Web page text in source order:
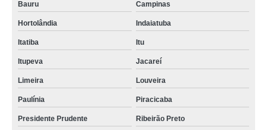
Bauru Campinas
Hortolândia Indaiatuba
Itatiba Itu
Itupeva Jacareí
Limeira Louveira
Paulínia Piracicaba
Presidente Prudente Ribeirão Preto